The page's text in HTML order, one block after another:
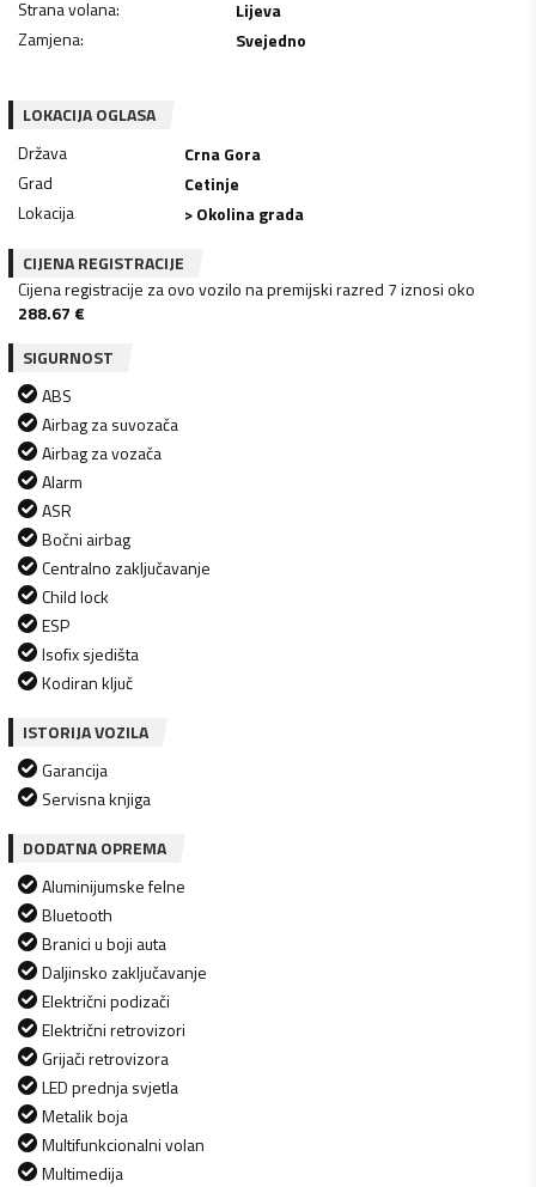
Strana volana:
Lijeva
Zamjena: Svejedno
LOKACIJA OGLASA
Država
Crna Gora
Grad
Cetinje
Lokacija
> Okolina grada
CIJENA REGISTRACIJE
Cijena registracije za ovo vozilo na premijski razred 7 iznosi oko
288.67 €
SIGURNOST
ABS
Airbag za suvozača
Airbag za vozača
Alarm
ASR
Bočni airbag
Centralno zaključavanje
Child lock
ESP
Isofix sjedišta
Kodiran ključ
ISTORIJA VOZILA
Garancija
Servisna knjiga
DODATNA OPREMA
Aluminijumske felne
Bluetooth
Branici u boji auta
Daljinsko zaključavanje
Električni podizači
Električni retrovizori
Grijači retrovizora
LED prednja svjetla
Metalik boja
Multifunkcionalni volan
Multimedija